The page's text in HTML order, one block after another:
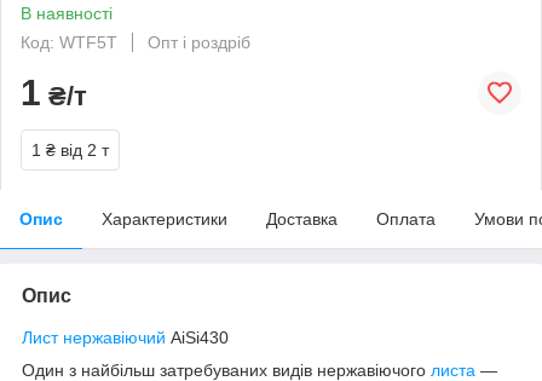
В наявності
Код: WTF5T
Опт і роздріб
1 ₴/т
1 ₴ від 2 т
Опис Характеристики Доставка Оплата Умови
Опис
Лист нержавіючий AiSi430
Один з найбільш затребуваних видів нержавіючого листа —